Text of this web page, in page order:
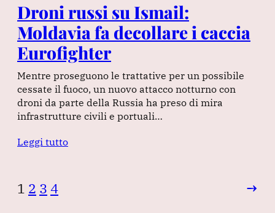
Droni russi su Ismail:
Moldavia fa decollare i caccia
Eurofighter
Mentre proseguono le trattative per un possibile
cessate il fuoco, un nuovo attacco notturno con
droni da parte della Russia ha preso di mira
infrastrutture civili e portuali…
Leggi tutto
1 2 3 4 →